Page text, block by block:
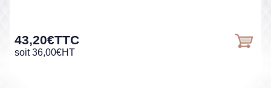
43,20€TTC
soit 36,00€HT